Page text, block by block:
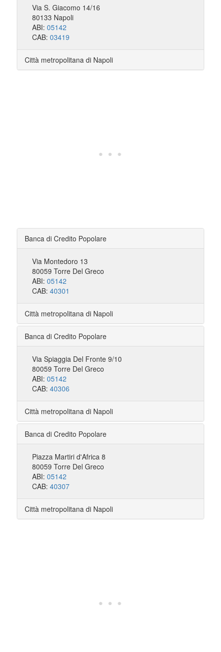
Via S. Giacomo 14/16
80133 Napoli
ABI: 05142
CAB: 03419
Città metropolitana di Napoli
Banca di Credito Popolare
Via Montedoro 13
80059 Torre Del Greco
ABI: 05142
CAB: 40301
Città metropolitana di Napoli
Banca di Credito Popolare
Via Spiaggia Del Fronte 9/10
80059 Torre Del Greco
ABI: 05142
CAB: 40306
Città metropolitana di Napoli
Banca di Credito Popolare
Piazza Martiri d'Africa 8
80059 Torre Del Greco
ABI: 05142
CAB: 40307
Città metropolitana di Napoli